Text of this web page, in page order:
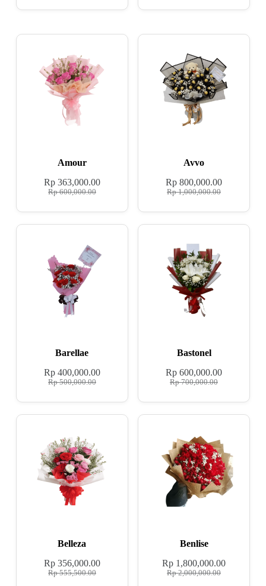
Amour
Rp600,000.00
Rp363,000.00
Avvo
Rp1,000,000.00
Rp 800,000.00
Barellae
Rp500,000.00
Rp400,000.00
Bastonel
Rp700,000.00
Rp 600,000.00
Belleza
Rp555,500.00
Rp356,000.00
Benlise
Rp2,000,000.00
Rp 1,800,000.00